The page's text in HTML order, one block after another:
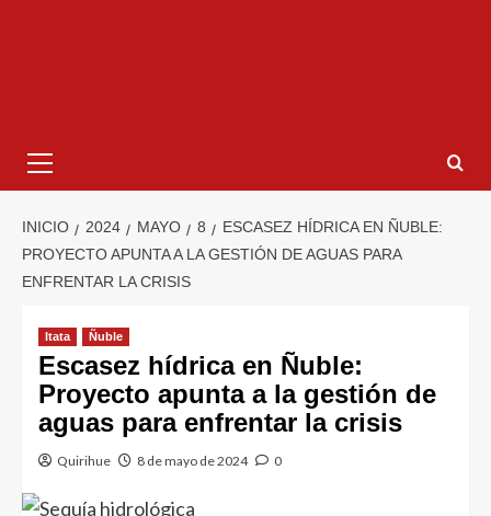
INICIO 2024 MAYO 8
ESCASEZ HÍDRICA EN ÑUBLE:
PROYECTO APUNTA A LA GESTIÓN DE AGUAS PARA
ENFRENTAR LA CRISIS
Itata Ñuble
Escasez hídrica en Ñuble:
Proyecto apunta a la gestión de
aguas para enfrentar la crisis
Quirihue 8 de mayo de 2024 0